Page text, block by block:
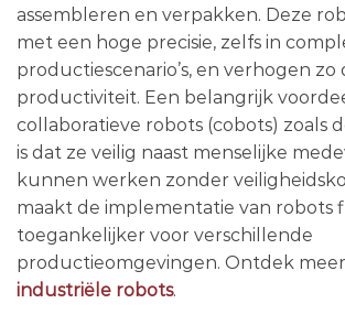
assembleren en verpakken. Deze
met een hoge precisie, zelfs in
productiescenario’s, en verhogen zo
productiviteit. Een belangrijk
collaboratieve robots (cobots) zoals
is dat ze veilig naast menselijke
kunnen werken zonder
maakt de implementatie van robots
toegankelijker voor verschillende
productieomgevingen. Ontdek
industriële robots.